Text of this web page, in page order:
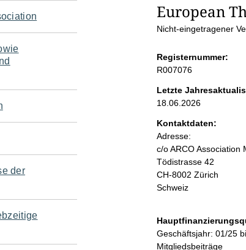
der
S
i
t
e
n
i
n
European
Nicht-eingetragener
Registernummer:
R007076
Letzte
18.06.2026
Kontaktdaten:
Adresse:
c/o ARCO Association
Tödistrasse 42
CH-8002 Zürich
Schweiz
Geschäftsjahr: 01/25
Mitgliedsbeiträge